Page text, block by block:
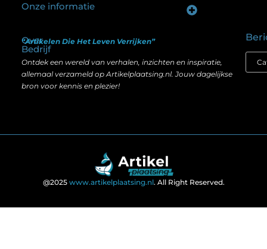
Over
Bedrijf
“Artikelen Die Het Leven Verrijken”
Ontdek een wereld van verhalen, inzichten en inspiratie,
allemaal verzameld op Artikelplaatsing.nl. Jouw dagelijkse
bron voor kennis en plezier!
Onze informatie
@2025 www.artikelplaatsing.nl. All Right Reserved.